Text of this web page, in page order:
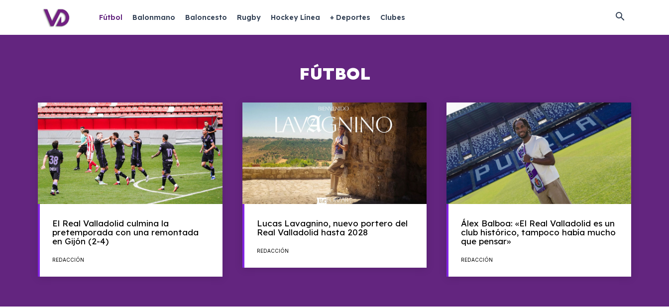
Fútbol Balonmano Baloncesto Rugby Hockey Línea + Deportes Clubes
FÚTBOL
El Real Valladolid culmina la
pretemporada con una remontada
en Gijón (2-4)
REDACCIÓN
Lucas Lavagnino, nuevo portero del
Real Valladolid hasta 2028
REDACCIÓN
Álex Balboa: «El Real Valladolid es un
club histórico, tampoco había mucho
que pensar»
REDACCIÓN